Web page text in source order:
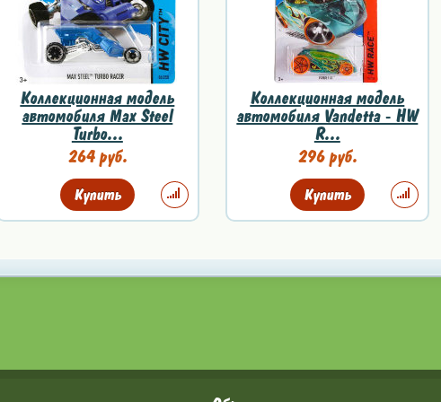
Коллекционная модель
автомобиля Max Steel
Turbo...
264 руб.
Купить
Коллекционная модель
автомобиля Vandetta - HW
R...
296 руб.
Купить